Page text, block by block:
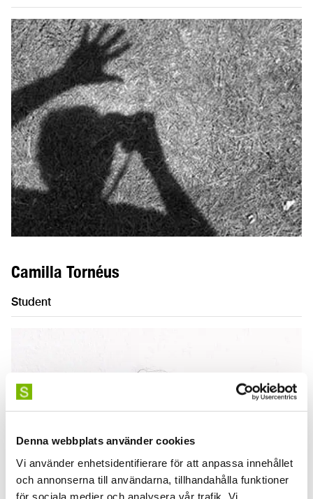
Denna webbplats använder cookies
Vi använder enhetsidentifierare för att anpassa innehållet
och annonserna till användarna, tillhandahålla funktioner
för sociala medier och analysera vår trafik. Vi
Camilla Tornéus
Student